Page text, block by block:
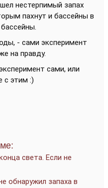
нестерпимый запах
пахнут и бассейны в
- сами эксперимент
на правду.
сами, или
с этим :)
света. Если не
обнаружил запаха в